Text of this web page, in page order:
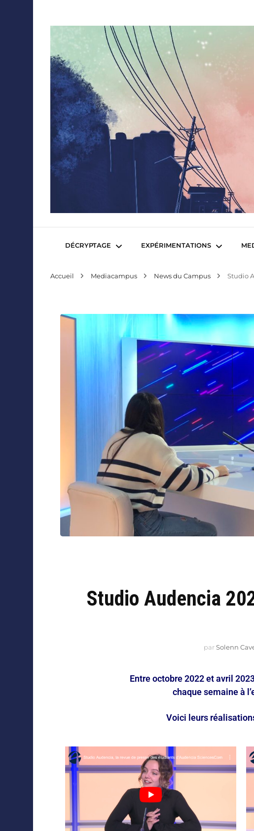
Mediafactory – Le blog des étudiants d'Audencia SciencesCom
DÉCRYPTAGE EXPÉRIMENTATIONS
Webserie
WebDoc
Com’quiz
Créativité
Collaborations
Accueil Mediacampus News du Campus Studio
Studio Audencia
parSolenn
Entre octobre 2022 et avril
chaque semaine à
Voici leurs